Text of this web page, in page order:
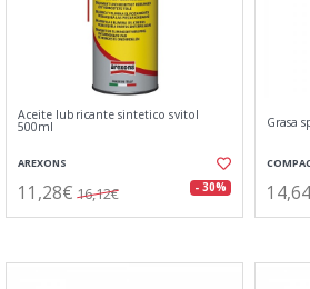
Aceite lubricante sintetico svitol
500ml
AREXONS
11,28€ 16,12€ - 30%
Grasa